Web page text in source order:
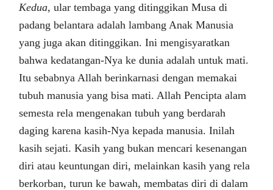
Kedua, ular tembaga yang ditinggikan Musa di
padang belantara adalah lambang Anak Manusia
yang juga akan ditinggikan. Ini mengisyaratkan
bahwa kedatangan-Nya ke dunia adalah untuk mati.
Itu sebabnya Allah berinkarnasi dengan memakai
tubuh manusia yang bisa mati. Allah Pencipta alam
semesta rela mengenakan tubuh yang berdarah
daging karena kasih-Nya kepada manusia. Inilah
kasih sejati. Kasih yang bukan mencari kesenangan
diri atau keuntungan diri, melainkan kasih yang rela
berkorban, turun ke bawah, membatas diri di dalam